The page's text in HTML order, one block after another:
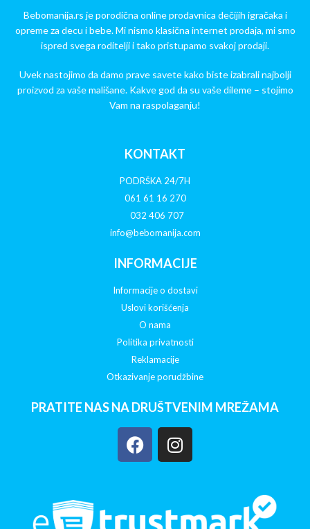
Bebomanija.rs je porodična online prodavnica dečijih igračaka i
opreme za decu i bebe. Mi nismo klasična internet prodaja, mi smo
ispred svega roditelji i tako pristupamo svakoj prodaji.
Uvek nastojimo da damo prave savete kako biste izabrali najbolji
proizvod za vaše mališane. Kakve god da su vaše dileme – stojimo
Vam na raspolaganju!
KONTAKT
PODRŠKA 24/7H
061 61 16 270
032 406 707
info@bebomanija.com
INFORMACIJE
Informacije o dostavi
Uslovi korišćenja
O nama
Politika privatnosti
Reklamacije
Otkazivanje porudžbine
PRATITE NAS NA DRUŠTVENIM MREŽAMA